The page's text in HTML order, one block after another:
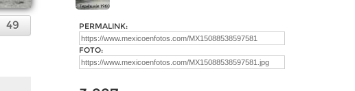
49 PERMALINK:
FOTO: